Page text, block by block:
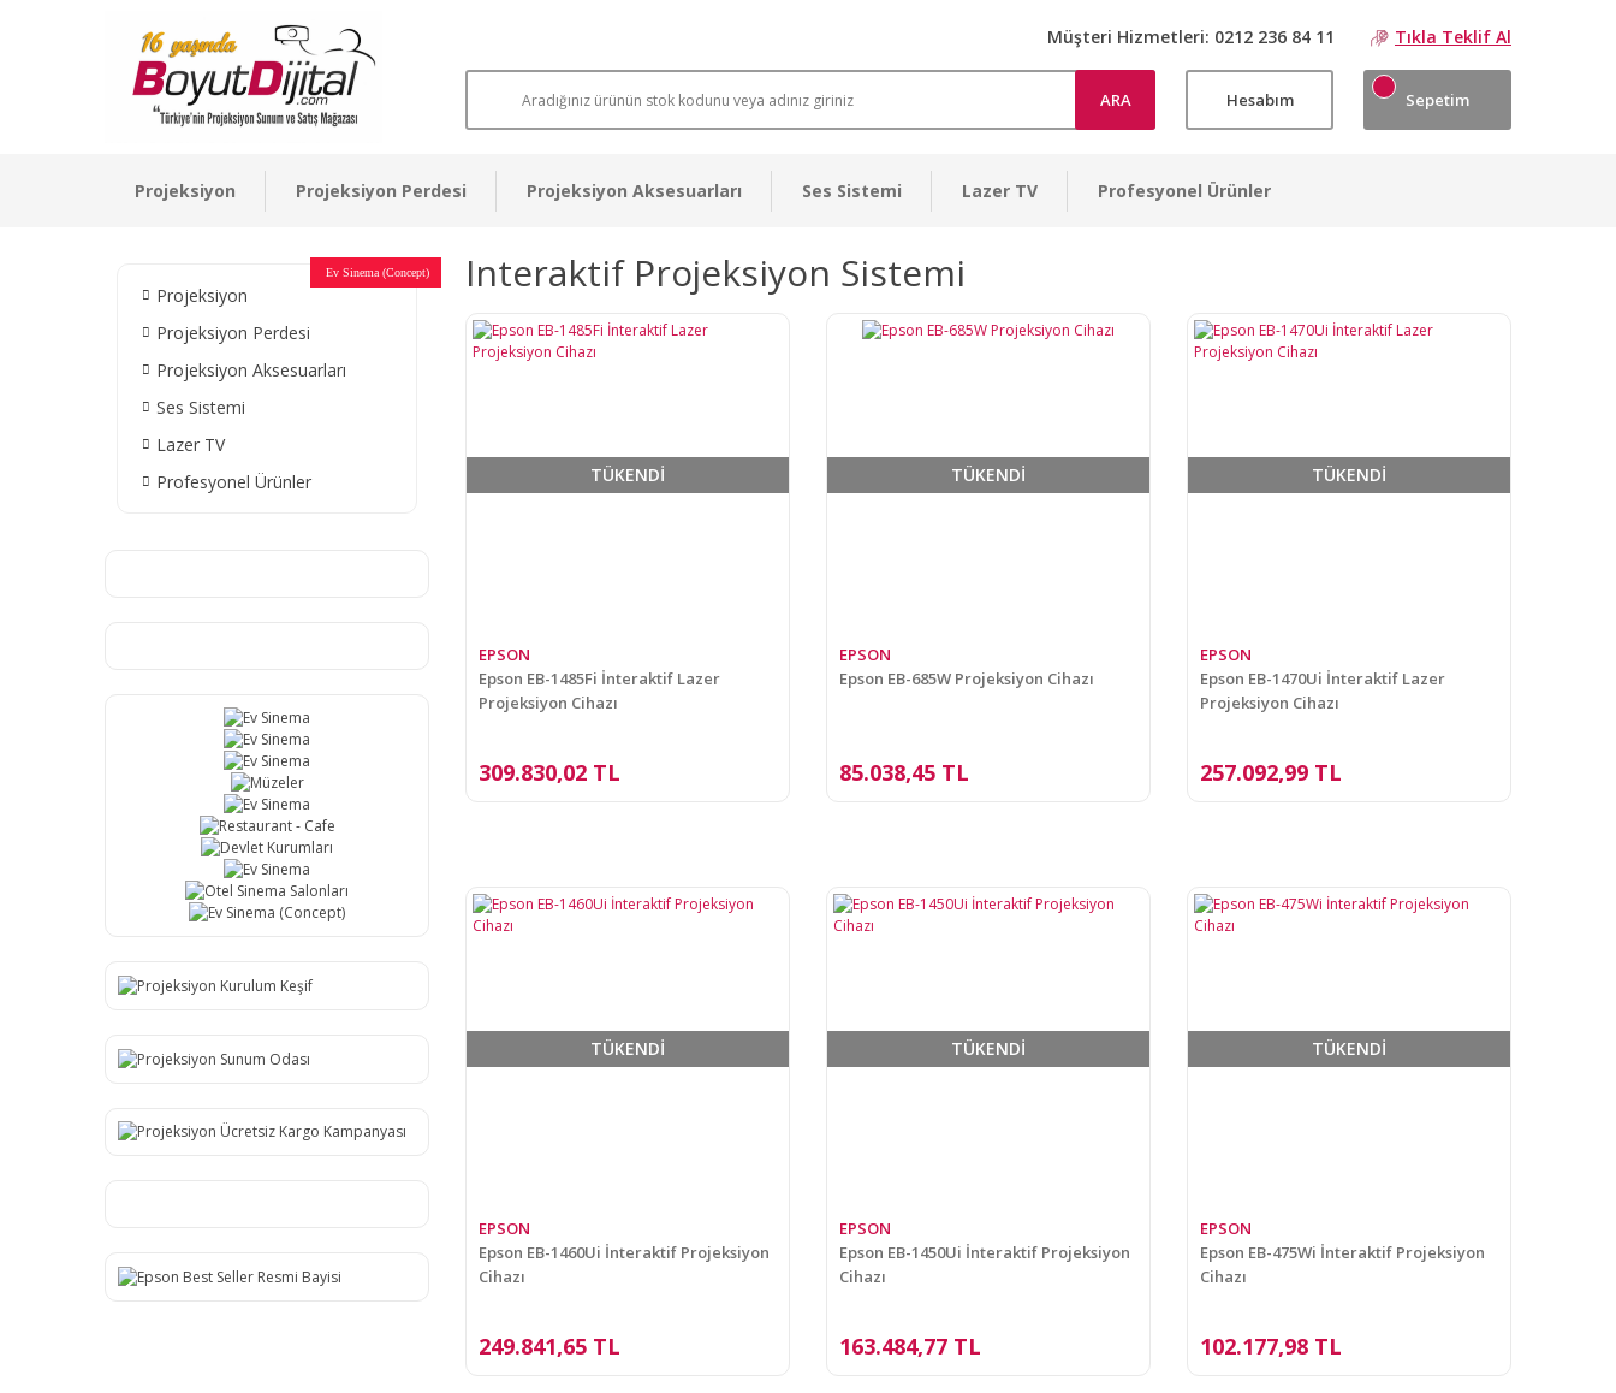
Müşteri Hizmetleri: 0212 236 84 11 Tıkla Teklif Al
ARA Hesabım Sepetim
Projeksiyon Projeksiyon Perdesi Projeksiyon Aksesuarları Ses Sistemi Lazer TV Profesyonel Ürünler
Projeksiyon
Projeksiyon Perdesi
Projeksiyon Aksesuarları
Ses Sistemi
Lazer TV
Profesyonel Ürünler
Ev Sinema
Ev Sinema
Ev Sinema
Müzeler
Ev Sinema
Restaurant - Cafe
Devlet Kurumları
Ev Sinema
Otel Sinema Salonları
Ev Sinema (Concept) Interaktif Projeksiyon Sistemi
TÜKENDİ
EPSON
Epson EB-1485Fi İnteraktif Lazer
Projeksiyon Cihazı
309.830,02 TL
TÜKENDİ
EPSON
Epson EB-685W Projeksiyon Cihazı
85.038,45 TL
TÜKENDİ
EPSON
Epson EB-1470Ui İnteraktif Lazer
Projeksiyon Cihazı
257.092,99 TL
TÜKENDİ
EPSON
Epson EB-1460Ui İnteraktif Projeksiyon
Cihazı
249.841,65 TL
TÜKENDİ
EPSON
Epson EB-1450Ui İnteraktif Projeksiyon
Cihazı
163.484,77 TL
TÜKENDİ
EPSON
Epson EB-475Wi İnteraktif Projeksiyon
Cihazı
102.177,98 TL